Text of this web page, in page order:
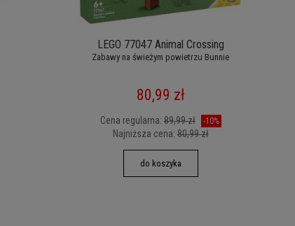
LEGO 77047 Animal Crossing
Zabawy na świeżym powietrzu Bunnie
80,99 zł
Cena regularna:89,99 zł -10%
Najniższa cena:80,99 zł
do koszyka